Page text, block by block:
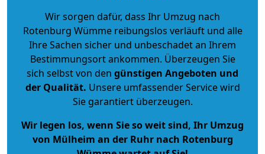
Wir sorgen dafür, dass Ihr Umzug nach
Rotenburg Wümme reibungslos verläuft und alle
Ihre Sachen sicher und unbeschadet an Ihrem
Bestimmungsort ankommen. Überzeugen Sie
sich selbst von den günstigen Angeboten und
der Qualität. Unsere umfassender Service wird
Sie garantiert überzeugen.
Wir legen los, wenn Sie so weit sind, Ihr Umzug
von Mülheim an der Ruhr nach Rotenburg